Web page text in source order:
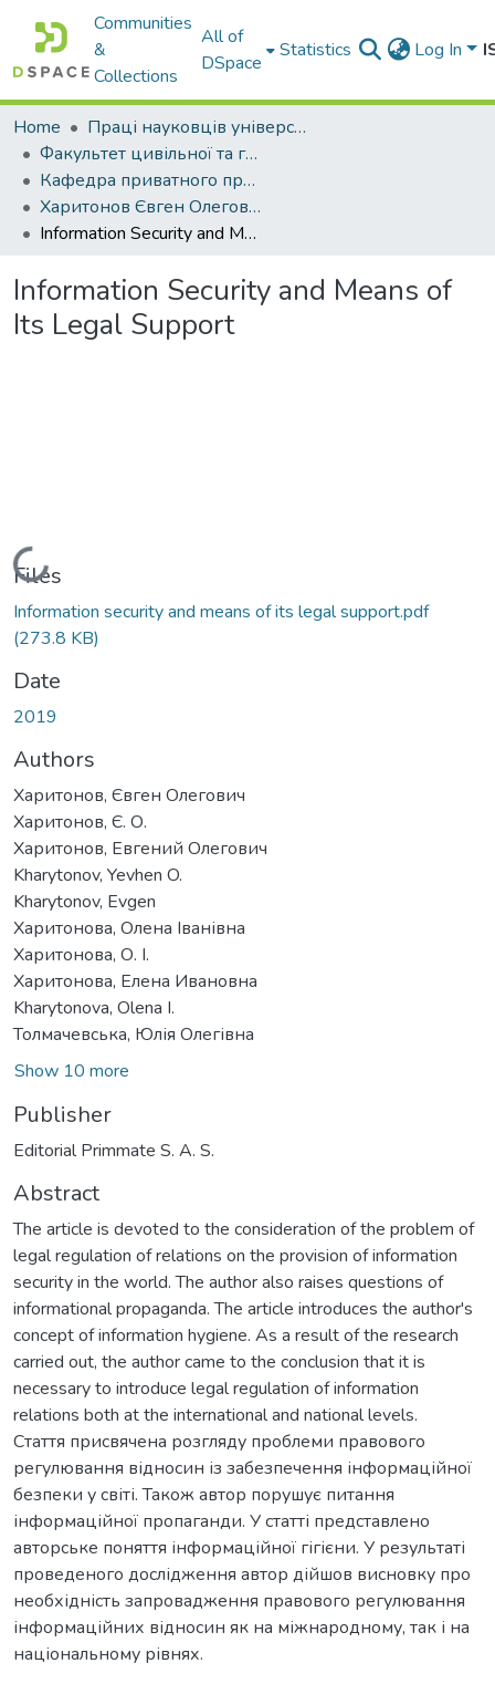
Communities
&
Collections
All of
DSpace
Statistics Log In
Home
Праці науковців університету
Факультет цивільної та господарської юстиції
Кафедра приватного права
Харитонов Євген Олегович
Information Security and Means of Its Legal Support
Information Security and Means of
Its Legal Support
Loading...
Files
Information security and means of its legal support.pdf
(273.8 KB)
Date
2019
Authors
Харитонов, Євген Олегович
Харитонов, Є. О.
Харитонов, Евгений Олегович
Kharytonov, Yevhen O.
Kharytonov, Evgen
Харитонова, Олена Іванівна
Харитонова, О. І.
Харитонова, Елена Ивановна
Kharytonova, Оlena I.
Толмачевська, Юлія Олегівна
Show 10 more
Publisher
Editorial Primmate S. A. S.
Abstract
The article is devoted to the consideration of the problem of
legal regulation of relations on the provision of information
security in the world. The author also raises questions of
informational propaganda. The article introduces the author's
concept of information hygiene. As a result of the research
carried out, the author came to the conclusion that it is
necessary to introduce legal regulation of information
relations both at the international and national levels.
Стаття присвячена розгляду проблеми правового
регулювання відносин із забезпечення інформаційної
безпеки у світі. Також автор порушує питання
інформаційної пропаганди. У статті представлено
авторське поняття інформаційної гігієни. У результаті
проведеного дослідження автор дійшов висновку про
необхідність запровадження правового регулювання
інформаційних відносин як на міжнародному, так і на
національному рівнях.